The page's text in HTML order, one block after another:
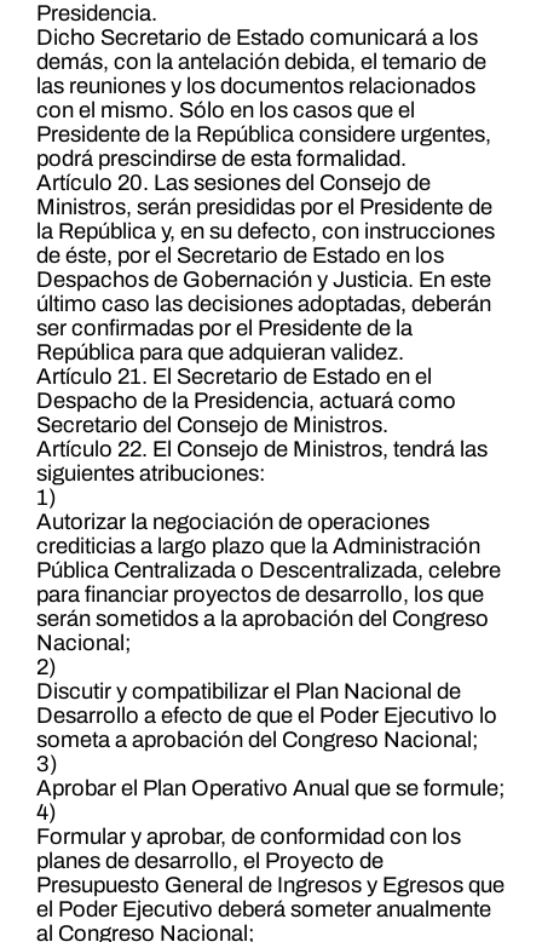
Presidencia.
Dicho Secretario de Estado comunicará a los
demás, con la antelación debida, el temario de
las reuniones y los documentos relacionados
con el mismo. Sólo en los casos que el
Presidente de la República considere urgentes,
podrá prescindirse de esta formalidad.
Artículo 20. Las sesiones del Consejo de
Ministros, serán presididas por el Presidente de
la República y, en su defecto, con instrucciones
de éste, por el Secretario de Estado en los
Despachos de Gobernación y Justicia. En este
último caso las decisiones adoptadas, deberán
ser confirmadas por el Presidente de la
República para que adquieran validez.
Artículo 21. El Secretario de Estado en el
Despacho de la Presidencia, actuará como
Secretario del Consejo de Ministros.
Artículo 22. El Consejo de Ministros, tendrá las
siguientes atribuciones:
1)
Autorizar la negociación de operaciones
crediticias a largo plazo que la Administración
Pública Centralizada o Descentralizada, celebre
para financiar proyectos de desarrollo, los que
serán sometidos a la aprobación del Congreso
Nacional;
2)
Discutir y compatibilizar el Plan Nacional de
Desarrollo a efecto de que el Poder Ejecutivo lo
someta a aprobación del Congreso Nacional;
3)
Aprobar el Plan Operativo Anual que se formule;
4)
Formular y aprobar, de conformidad con los
planes de desarrollo, el Proyecto de
Presupuesto General de Ingresos y Egresos que
el Poder Ejecutivo deberá someter anualmente
al Congreso Nacional;